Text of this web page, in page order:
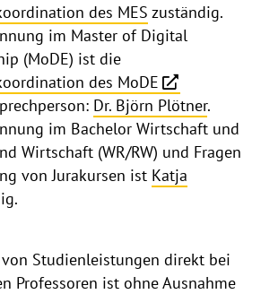
des MES zuständig.
im Master of Digital
(MoDE) ist die
des MoDE
Dr. Björn Plötner.
im Bachelor Wirtschaft und
Wirtschaft (WR/RW) und Fragen
von Jurakursen ist Katja
Studienleistungen direkt bei
Professoren ist ohne Ausnahme